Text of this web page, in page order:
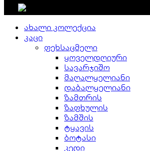
დახურვა
ახალი კოლექცია
კაცი
ფეხსაცმელი
ყოველდღიური
სავარჯიშო
მაღალყელიანი
დაბალყელიანი
ზამთრის
ზაფხულის
ზამშის
ტყავის
ბოტასი
კედი